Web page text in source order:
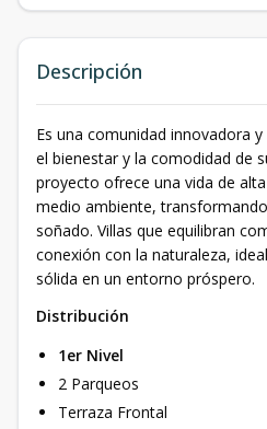
Descripción
Es una comunidad innovadora
el bienestar y la comodidad de
proyecto ofrece una vida de
medio ambiente,
soñado. Villas que equilibran
conexión con la naturaleza,
sólida en un entorno próspero.
Distribución
1er Nivel
2 Parqueos
Terraza Frontal